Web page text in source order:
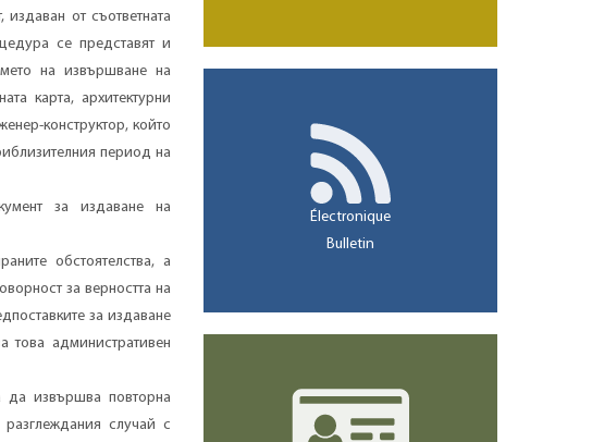
от съответната
се представят и
на извършване на
карта, архитектурни
конструктор, който
период на
за издаване на
обстоятелства, а
за верността на
за издаване
това административен
да извършва повторна
случай с
Électronique
Bulletin